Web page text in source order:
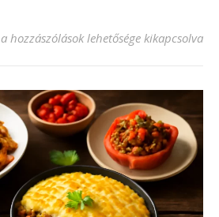
Élesztős leveles tészta: ínycsiklandó
a hozzászólások lehetősége kikapcsolva